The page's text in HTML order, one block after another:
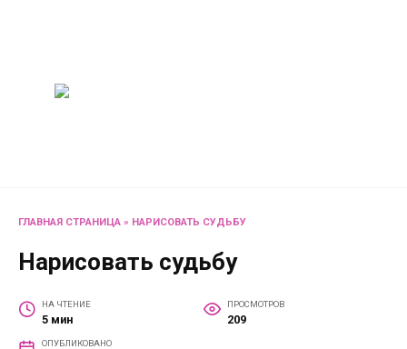
ГЛАВНАЯ СТРАНИЦА » НАРИСОВАТЬ СУДЬБУ
Нарисовать судьбу
НА ЧТЕНИЕ
5 мин
ПРОСМОТРОВ
209
ОПУБЛИКОВАНО